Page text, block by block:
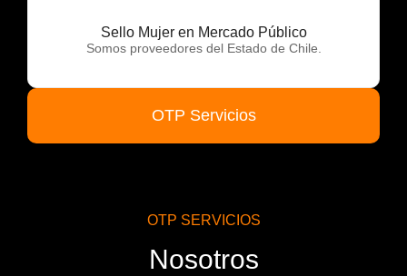
Sello Mujer en Mercado Público
Somos proveedores del Estado de Chile.
OTP Servicios
OTP SERVICIOS
Nosotros